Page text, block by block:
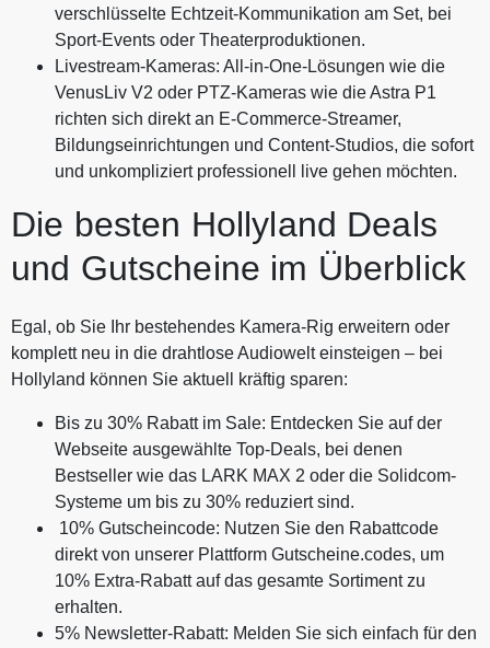
verschlüsselte Echtzeit-Kommunikation am Set, bei
Sport-Events oder Theaterproduktionen.
Livestream-Kameras: All-in-One-Lösungen wie die
VenusLiv V2 oder PTZ-Kameras wie die Astra P1
richten sich direkt an E-Commerce-Streamer,
Bildungseinrichtungen und Content-Studios, die sofort
und unkompliziert professionell live gehen möchten.
Die besten Hollyland Deals
und Gutscheine im Überblick
Egal, ob Sie Ihr bestehendes Kamera-Rig erweitern oder
komplett neu in die drahtlose Audiowelt einsteigen – bei
Hollyland können Sie aktuell kräftig sparen:
Bis zu 30% Rabatt im Sale: Entdecken Sie auf der
Webseite ausgewählte Top-Deals, bei denen
Bestseller wie das LARK MAX 2 oder die Solidcom-
Systeme um bis zu 30% reduziert sind.
10% Gutscheincode: Nutzen Sie den Rabattcode
direkt von unserer Plattform Gutscheine.codes, um
10% Extra-Rabatt auf das gesamte Sortiment zu
erhalten.
5% Newsletter-Rabatt: Melden Sie sich einfach für den